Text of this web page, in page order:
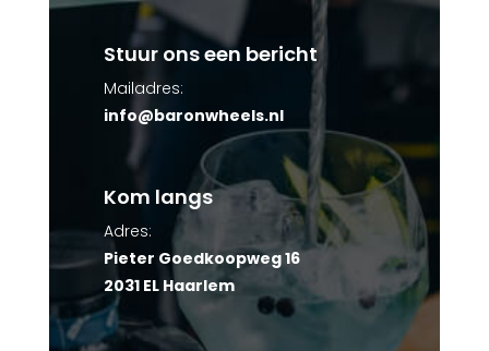
Stuur ons een bericht
Mailadres:
info@baronwheels.nl
Kom langs
Adres:
Pieter Goedkoopweg 16
2031 EL Haarlem